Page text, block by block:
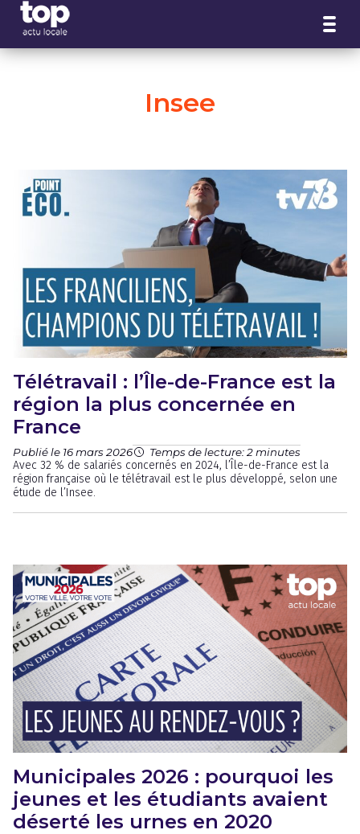
Insee
Télétravail : l’Île-de-France est la
région la plus concernée en
France
Publié le 16 mars 2026 Temps de lecture: 2 minutes
Avec 32 % de salariés concernés en 2024, l’Île-de-France est la
région française où le télétravail est le plus développé, selon une
étude de l’Insee.
Municipales 2026 : pourquoi les
jeunes et les étudiants avaient
déserté les urnes en 2020
Panneau de gestion des cookies